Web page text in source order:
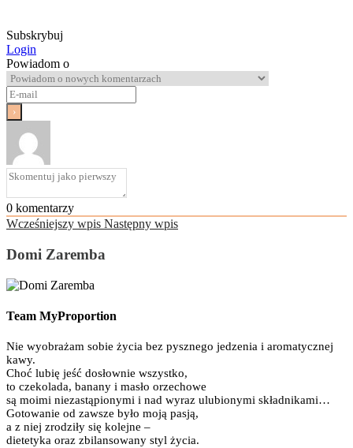
Subskrybuj
Login
Powiadom o
0 komentarzy
Wcześniejszy wpis Następny wpis
Domi Zaremba
Team MyProportion
Nie wyobrażam sobie życia bez pysznego jedzenia i aromatycznej
kawy.
Choć lubię jeść dosłownie wszystko,
to czekolada, banany i masło orzechowe
są moimi niezastąpionymi i nad wyraz ulubionymi składnikami…
Gotowanie od zawsze było moją pasją,
a z niej zrodziły się kolejne –
dietetyka oraz zbilansowany styl życia.